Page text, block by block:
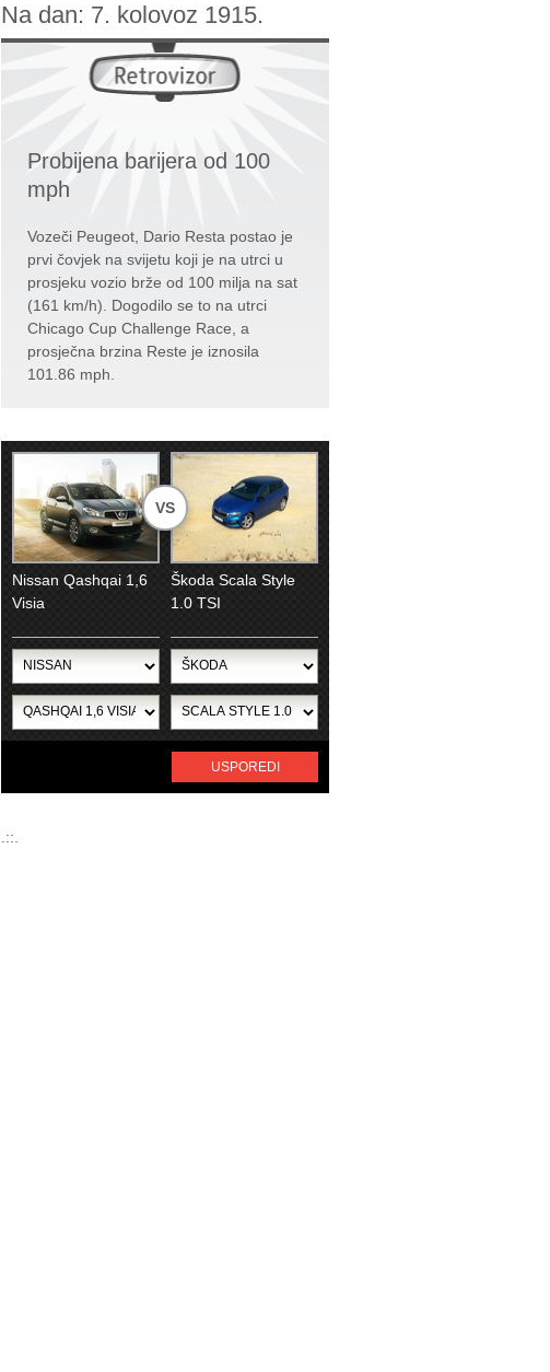
Na dan: 7. kolovoz 1915.
Probijena barijera od 100
mph
Vozeči Peugeot, Dario Resta postao je
prvi čovjek na svijetu koji je na utrci u
prosjeku vozio brže od 100 milja na sat
(161 km/h). Dogodilo se to na utrci
Chicago Cup Challenge Race, a
prosječna brzina Reste je iznosila
101.86 mph.
VS
Nissan Qashqai 1,6
Visia
Škoda Scala Style
1.0 TSI
USPOREDI
.::.